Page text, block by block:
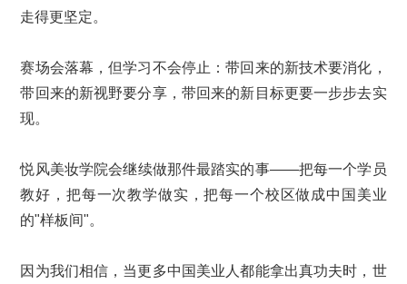
走得更坚定。
赛场会落幕，但学习不会停止：带回来的新技术要消化，
带回来的新视野要分享，带回来的新目标更要一步步去实
现。
悦风美妆学院会继续做那件最踏实的事——把每一个学员
教好，把每一次教学做实，把每一个校区做成中国美业
的"样板间"。
因为我们相信，当更多中国美业人都能拿出真功夫时，世